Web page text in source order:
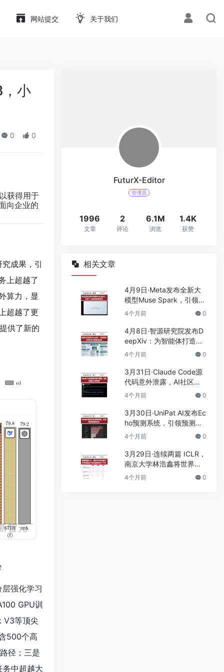
网站提交 关于我们
小
0 0
获得用于
向企业的
成果，引
上超越了
算力，显
超越了更
供了新的
层强化学习
GPU训
V3等顶尖
500个高
径；三是
中超越大
FuturX-Editor
管理员
1996
文章
2
评论
6.1M
浏览
1.4K
获赞
相关文章
4月9日·Meta发布全新大
模型Muse Spark，引领个
人超级智能新潮流
4个月前 0
4月8日·智源研究院发布D
eepXiv：为智能体打造科
技文献基础设施
4个月前 0
3月31日·Claude Code源
代码意外泄露，AI社区掀
起开源热潮
4个月前 0
3月30日·UniPat AI发布Ec
ho预测系统，引领预测智
能新纪元
4个月前 0
3月29日·连续两篇 ICLR，
南京大学林浩鑫将世界模
型动力学推演推进到上千
4个月前 0